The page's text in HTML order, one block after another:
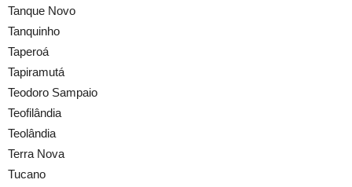
Tanque Novo
Tanquinho
Taperoá
Tapiramutá
Teodoro Sampaio
Teofilândia
Teolândia
Terra Nova
Tucano